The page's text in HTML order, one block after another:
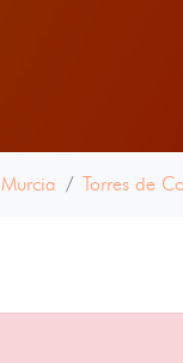
Murcia Torres de